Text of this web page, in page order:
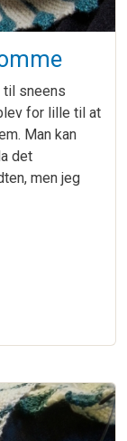
sneens
for lille til at
Man kan
det
men jeg